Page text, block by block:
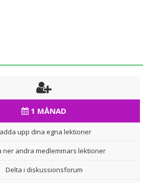
1 MÅNAD
upp dina egna lektioner
ner andra medlemmars lektioner
Delta i diskussionsforum